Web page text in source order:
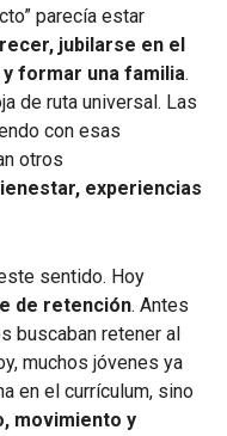
parecía estar
jubilarse en el
formar una familia.
de ruta universal. Las
con esas
otros
experiencias
sentido. Hoy
de retención. Antes
buscaban retener al
muchos jóvenes ya
en el currículum, sino
movimiento y